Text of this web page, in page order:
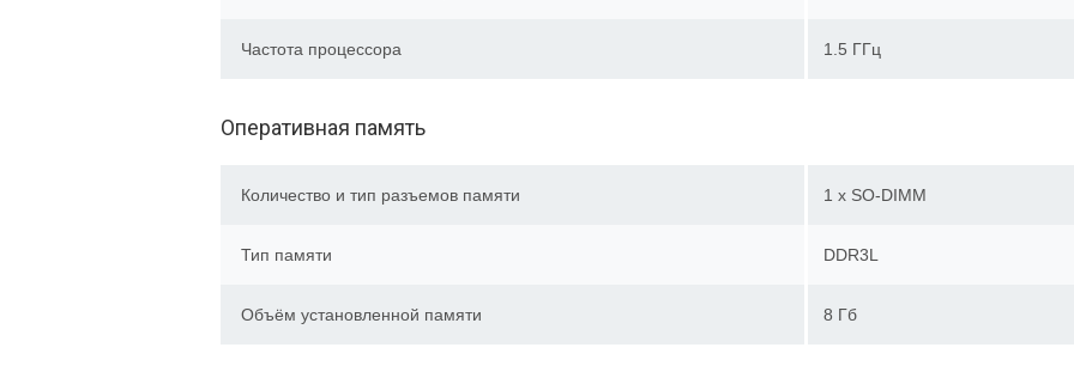
Частота процессора 1.5 ГГц
Оперативная память
Количество и тип разъемов памяти 1 x SO-DIMM
Тип памяти DDR3L
Объём установленной памяти 8 Гб